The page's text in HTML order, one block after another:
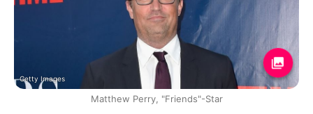
Getty Images
Matthew Perry, "Friends"-Star